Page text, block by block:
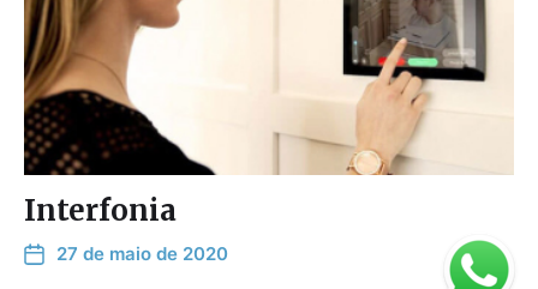
Interfonia
27 de maio de 2020